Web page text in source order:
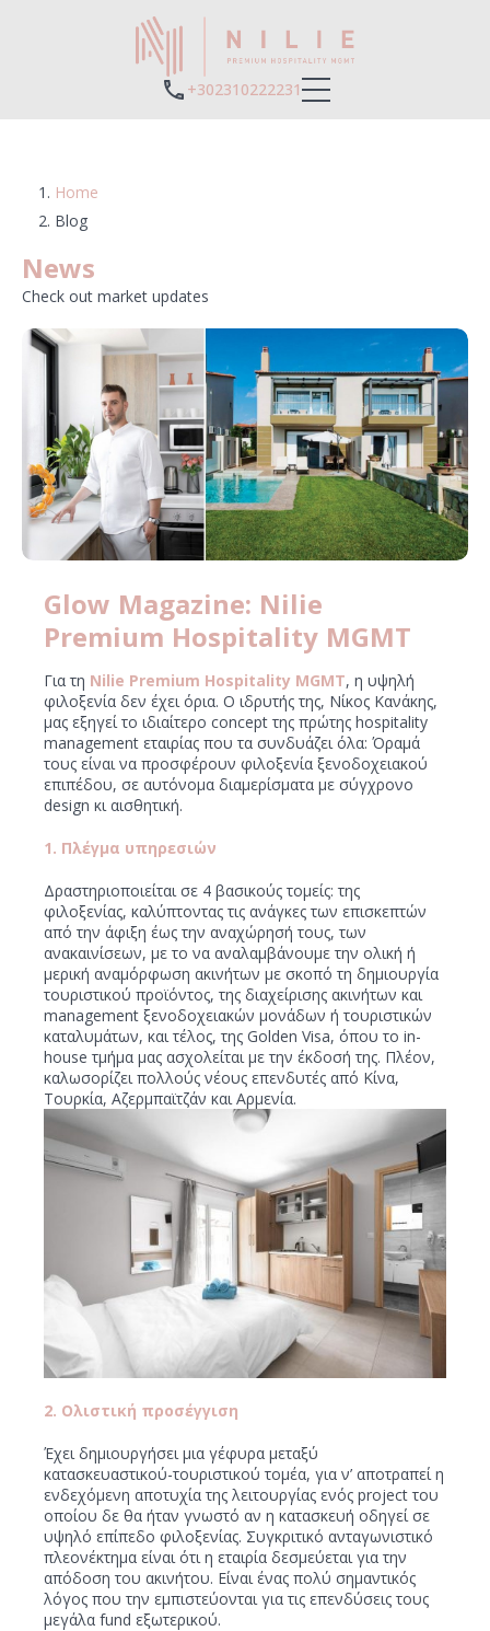
+302310222231
Home
Blog
News
Check out market updates
Glow Magazine: Νilie
Premium Hospitality MGMT
Για τη Νilie Premium Hospitality MGMT, η υψηλή
φιλοξενία δεν έχει όρια. O ιδρυτής της, Νίκος Κανάκης,
μας εξηγεί το ιδιαίτερο concept της πρώτης hospitality
management εταιρίας που τα συνδυάζει όλα: Όραμά
τους είναι να προσφέρουν φιλοξενία ξενοδοχειακού
επιπέδου, σε αυτόνομα διαμερίσματα με σύγχρονο
design κι αισθητική.
1. Πλέγμα υπηρεσιών
Δραστηριοποιείται σε 4 βασικούς τομείς: της
φιλοξενίας, καλύπτοντας τις ανάγκες των επισκεπτών
από την άφιξη έως την αναχώρησή τους, των
ανακαινίσεων, με το να αναλαμβάνουμε την ολική ή
μερική αναμόρφωση ακινήτων με σκοπό τη δημιουργία
τουριστικού προϊόντος, της διαχείρισης ακινήτων και
management ξενοδοχειακών μονάδων ή τουριστικών
καταλυμάτων, και τέλος, της Golden Visa, όπου το in-
house τμήμα μας ασχολείται με την έκδοσή της. Πλέον,
καλωσορίζει πολλούς νέους επενδυτές από Κίνα,
Τουρκία, Αζερμπαϊτζάν και Αρμενία.
2. Ολιστική προσέγγιση
Έχει δημιουργήσει μια γέφυρα μεταξύ
κατασκευαστικού-τουριστικού τομέα, για ν’ αποτραπεί η
ενδεχόμενη αποτυχία της λειτουργίας ενός project του
οποίου δε θα ήταν γνωστό αν η κατασκευή οδηγεί σε
υψηλό επίπεδο φιλοξενίας. Συγκριτικό ανταγωνιστικό
πλεονέκτημα είναι ότι η εταιρία δεσμεύεται για την
απόδοση του ακινήτου. Είναι ένας πολύ σημαντικός
λόγος που την εμπιστεύονται για τις επενδύσεις τους
μεγάλα fund εξωτερικού.